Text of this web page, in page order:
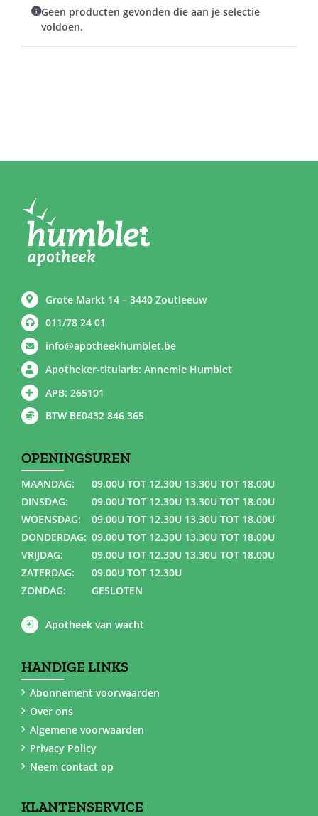
Geen producten gevonden die aan je selectie
voldoen.
Grote Markt 14 – 3440 Zoutleeuw
011/78 24 01
info@apotheekhumblet.be
Apotheker-titularis: Annemie Humblet
APB: 265101
BTW BE0432 846 365
OPENINGSUREN
MAANDAG:
09.00U TOT 12.30U 13.30U TOT 18.00U
DINSDAG:
09.00U TOT 12.30U 13.30U TOT 18.00U
WOENSDAG:
09.00U TOT 12.30U 13.30U TOT 18.00U
DONDERDAG: 09.00U TOT 12.30U 13.30U TOT 18.00U
VRIJDAG:
09.00U TOT 12.30U 13.30U TOT 18.00U
ZATERDAG:
09.00U TOT 12.30U
ZONDAG:
GESLOTEN
Apotheek van wacht
HANDIGE LINKS
Abonnement voorwaarden
Over ons
Algemene voorwaarden
Privacy Policy
Neem contact op
KLANTENSERVICE